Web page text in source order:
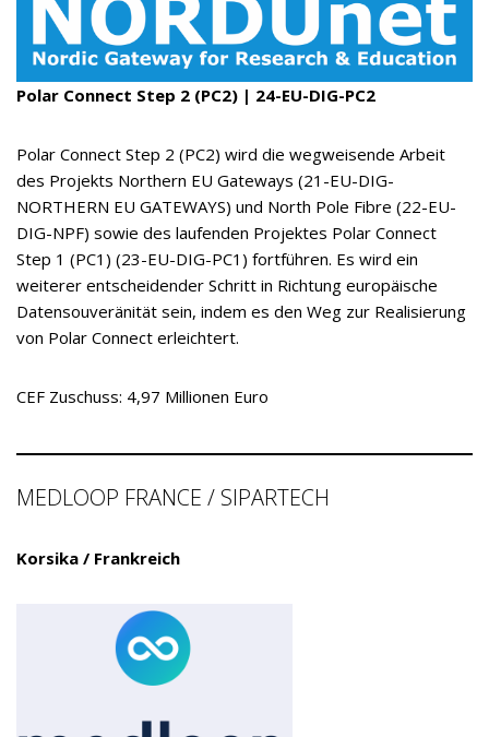
Polar Connect Step 2 (PC2) | 24-EU-DIG-PC2
Polar Connect Step 2 (PC2) wird die wegweisende Arbeit
des Projekts Northern EU Gateways (21-EU-DIG-
NORTHERN EU GATEWAYS) und North Pole Fibre (22-EU-
DIG-NPF) sowie des laufenden Projektes Polar Connect
Step 1 (PC1) (23-EU-DIG-PC1) fortführen. Es wird ein
weiterer entscheidender Schritt in Richtung europäische
Datensouveränität sein, indem es den Weg zur Realisierung
von Polar Connect erleichtert.
CEF Zuschuss: 4,97 Millionen Euro
MEDLOOP FRANCE / SIPARTECH
Korsika / Frankreich